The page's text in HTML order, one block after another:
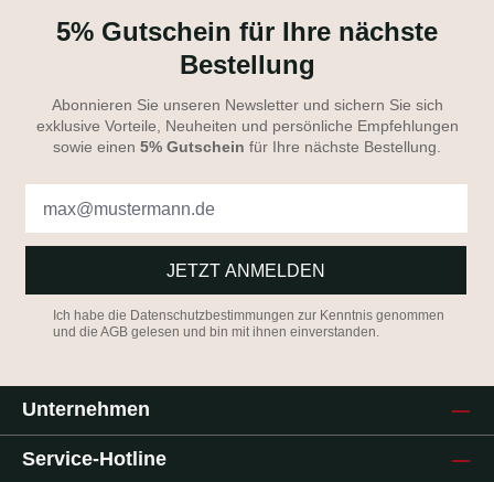
5% Gutschein für Ihre nächste
Bestellung
Abonnieren Sie unseren Newsletter und sichern Sie sich
exklusive Vorteile, Neuheiten und persönliche Empfehlungen
sowie einen 5% Gutschein für Ihre nächste Bestellung.
JETZT ANMELDEN
Ich habe die Datenschutzbestimmungen zur Kenntnis genommen
und die AGB gelesen und bin mit ihnen einverstanden.
Unternehmen
Service-Hotline